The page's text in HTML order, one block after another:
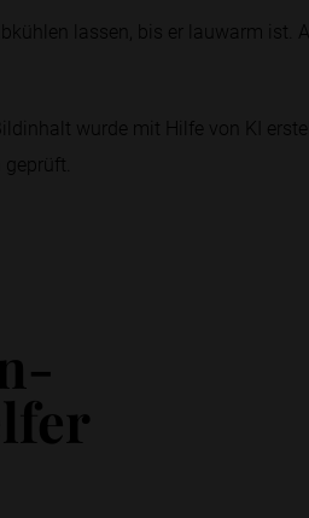
lassen, bis er lauwarm ist.
wurde mit Hilfe von KI